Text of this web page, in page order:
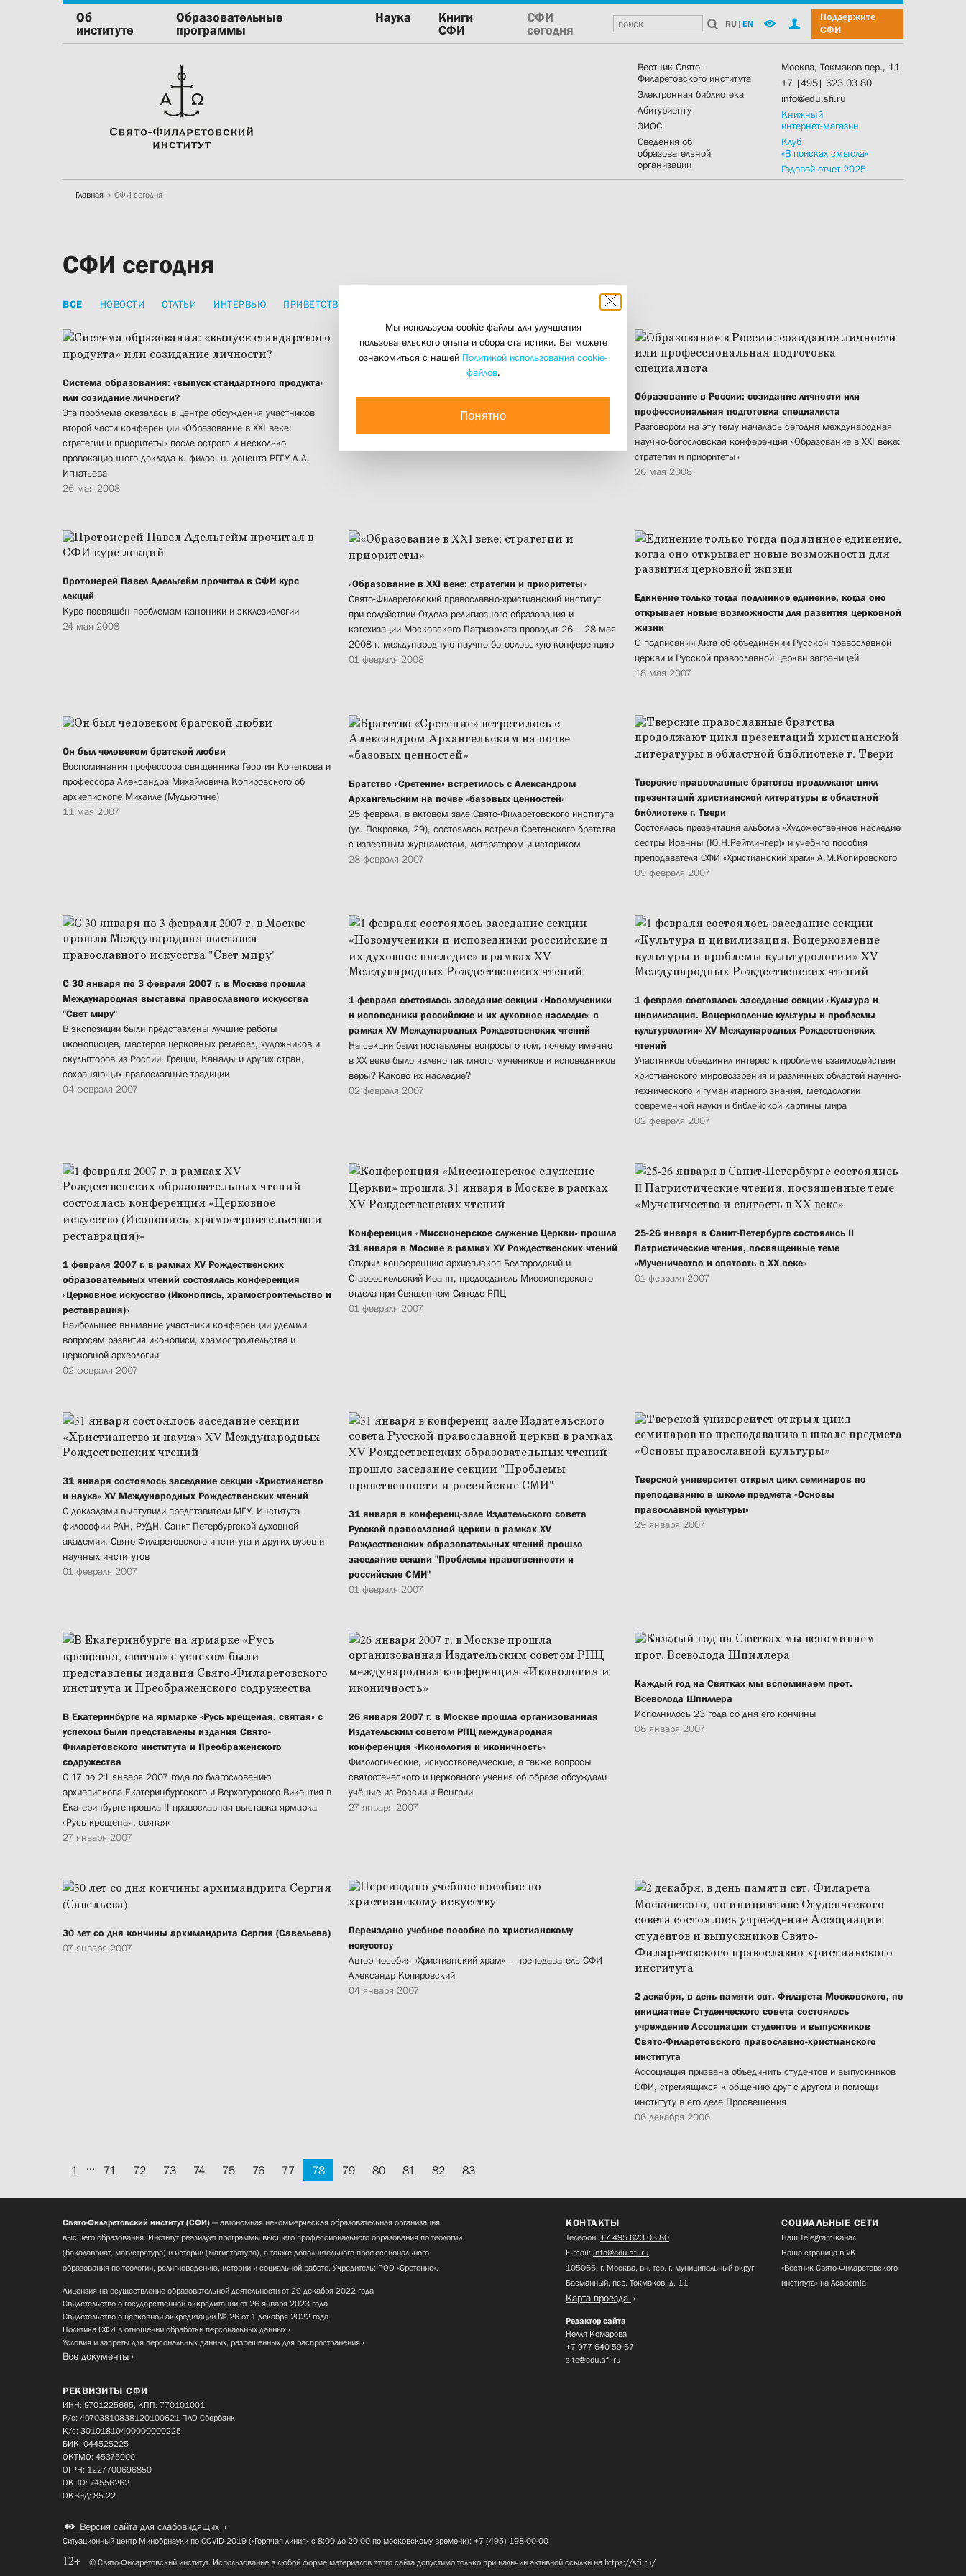
Об
институте
Образовательные
программы
Наука
Книги
СФИ
СФИ
сегодня
RU | EN
Поддержите
СФИ
Вестник Свято-
Филаретовского института
Электронная библиотека
Абитуриенту
ЭИОС
Сведения об
образовательной
организации
Москва, Токмаков пер., 11
+7 |495| 623 03 80
info@edu.sfi.ru
Книжный
интернет-магазин
Клуб
«В поисках смысла»
Годовой отчет 2025
Главная СФИ сегодня
СФИ сегодня
ВСЕ НОВОСТИ СТАТЬИ ИНТЕРВЬЮ ПРИВЕТСТВИЯ
Система образования: «выпуск стандартного продукта»
или созидание личности?
Эта проблема оказалась в центре обсуждения участников
второй части конференции «Образование в XXI веке:
стратегии и приоритеты» после острого и несколько
провокационного доклада к. филос. н. доцента РГГУ А.А.
Игнатьева
26 мая 2008
Кризис российского образования: поиски выхода
Конференция «Образование в ХХI веке: стратегии и
приоритеты» начала свою работу
Образование в России: созидание личности или
профессиональная подготовка специалиста
Разговором на эту тему началась сегодня международная
научно-богословская конференция «Образование в XXI веке:
стратегии и приоритеты»
26 мая 2008
Протоиерей Павел Адельгейм прочитал в СФИ курс
лекций
Курс посвящён проблемам каноники и экклезиологии
24 мая 2008
«Образование в XXI веке: стратегии и приоритеты»
Свято-Филаретовский православно-христианский институт
при содействии Отдела религиозного образования и
катехизации Московского Патриархата проводит 26 – 28 мая
2008 г. международную научно-богословскую конференцию
01 февраля 2008
Единение только тогда подлинное единение, когда оно
открывает новые возможности для развития церковной
жизни
О подписании Акта об объединении Русской православной
церкви и Русской православной церкви заграницей
18 мая 2007
Он был человеком братской любви
Воспоминания профессора священника Георгия Кочеткова и
профессора Александра Михайловича Копировского об
архиепископе Михаиле (Мудьюгине)
11 мая 2007
Братство «Сретение» встретилось с Александром
Архангельским на почве «базовых ценностей»
25 февраля, в актовом зале Свято-Филаретовского института
(ул. Покровка, 29), состоялась встреча Сретенского братства
с известным журналистом, литератором и историком
28 февраля 2007
Тверские православные братства продолжают цикл
презентаций христианской литературы в областной
библиотеке г. Твери
Состоялась презентация альбома «Художественное наследие
сестры Иоанны (Ю.Н.Рейтлингер)» и учебнго пособия
преподавателя СФИ «Христианский храм» А.М.Копировского
09 февраля 2007
С 30 января по 3 февраля 2007 г. в Москве прошла
Международная выставка православного искусства
"Свет миру"
В экспозиции были представлены лучшие работы
иконописцев, мастеров церковных ремесел, художников и
скульпторов из России, Греции, Канады и других стран,
сохраняющих православные традиции
04 февраля 2007
1 февраля состоялось заседание секции «Новомученики
и исповедники российские и их духовное наследие» в
рамках XV Международных Рождественских чтений
На секции были поставлены вопросы о том, почему именно
в XX веке было явлено так много мучеников и исповедников
веры? Каково их наследие?
02 февраля 2007
1 февраля состоялось заседание секции «Культура и
цивилизация. Воцерковление культуры и проблемы
культурологии» XV Международных Рождественских
чтений
Участников объединил интерес к проблеме взаимодействия
христианского мировоззрения и различных областей научно-
технического и гуманитарного знания, методологии
современной науки и библейской картины мира
02 февраля 2007
1 февраля 2007 г. в рамках XV Рождественских
образовательных чтений состоялась конференция
«Церковное искусство (Иконопись, храмостроительство и
реставрация)»
Наибольшее внимание участники конференции уделили
вопросам развития иконописи, храмостроительства и
церковной археологии
02 февраля 2007
Конференция «Миссионерское служение Церкви» прошла
31 января в Москве в рамках XV Рождественских чтений
Открыл конференцию архиепископ Белгородский и
Старооскольский Иоанн, председатель Миссионерского
отдела при Священном Синоде РПЦ
01 февраля 2007
25-26 января в Санкт-Петербурге состоялись II
Патристические чтения, посвященные теме
«Мученичество и святость в XX веке»
01 февраля 2007
31 января состоялось заседание секции «Христианство
и наука» XV Международных Рождественских чтений
С докладами выступили представители МГУ, Института
философии РАН, РУДН, Санкт-Петербургской духовной
академии, Свято-Филаретовского института и других вузов и
научных институтов
01 февраля 2007
31 января в конференц-зале Издательского совета
Русской православной церкви в рамках XV
Рождественских образовательных чтений прошло
заседание секции "Проблемы нравственности и
российские СМИ"
01 февраля 2007
Тверской университет открыл цикл семинаров по
преподаванию в школе предмета «Основы
православной культуры»
29 января 2007
В Екатеринбурге на ярмарке «Русь крещеная, святая» c
успехом были представлены издания Свято-
Филаретовского института и Преображенского
содружества
С 17 по 21 января 2007 года по благословению
архиепископа Екатеринбургского и Верхотурского Викентия в
Екатеринбурге прошла II православная выставка-ярмарка
«Русь крещеная, святая»
27 января 2007
26 января 2007 г. в Москве прошла организованная
Издательским советом РПЦ международная
конференция «Иконология и иконичность»
Филологические, искусствоведческие, а также вопросы
святоотеческого и церковного учения об образе обсуждали
учёные из России и Венгрии
27 января 2007
Каждый год на Святках мы вспоминаем прот.
Всеволода Шпиллера
Исполнилось 23 года со дня его кончины
08 января 2007
30 лет со дня кончины архимандрита Сергия (Савельева)
07 января 2007
Переиздано учебное пособие по христианскому
искусству
Автор пособия «Христианский храм» – преподаватель СФИ
Александр Копировский
04 января 2007
2 декабря, в день памяти свт. Филарета Московского, по
инициативе Студенческого совета состоялось
учреждение Ассоциации студентов и выпускников
Свято-Филаретовского православно-христианского
института
Ассоциация призвана объединить студентов и выпускников
СФИ, стремящихся к общению друг с другом и помощи
институту в его деле Просвещения
06 декабря 2006
1 ... 71 72 73 74 75 76 77 78 79 80 81 82 83
Мы используем cookie-файлы для улучшения
пользовательского опыта и сбора статистики. Вы можете
ознакомиться с нашей Политикой использования cookie-
файлов.
Понятно
Свято-Филаретовский институт (СФИ) — автономная некоммерческая образовательная организация
высшего образования. Институт реализует программы высшего профессионального образования по теологии
(бакалавриат, магистратура) и истории (магистратура), а также дополнительного профессионального
образования по теологии, религиоведению, истории и социальной работе. Учредитель: РОО «Сретение».
Лицензия на осуществление образовательной деятельности от 29 декабря 2022 года
Свидетельство о государственной аккредитации от 26 января 2023 года
Свидетельство о церковной аккредитации № 26 от 1 декабря 2022 года
Политика СФИ в отношении обработки персональных данных
Условия и запреты для персональных данных, разрешенных для распространения
Все документы
КОНТАКТЫ
Телефон: +7 495 623 03 80
E-mail: info@edu.sfi.ru
105066, г. Москва, вн. тер. г. муниципальный округ
Басманный, пер. Токмаков, д. 11
Карта проезда
Редактор сайта
Нелля Комарова
+7 977 640 59 67
site@edu.sfi.ru
СОЦИАЛЬНЫЕ СЕТИ
Наш Telegram-канал
Наша страница в VK
«Вестник Свято-Филаретовского
института» на Academia
РЕКВИЗИТЫ СФИ
ИНН: 9701225665, КПП: 770101001
Р/с: 40703810838120100621 ПАО Сбербанк
К/с: 30101810400000000225
БИК: 044525225
ОКТМО: 45375000
ОГРН: 1227700696850
ОКПО: 74556262
ОКВЭД: 85.22
Версия сайта для слабовидящих
Ситуационный центр Минобрнауки по COVID-2019 («Горячая линия» с 8:00 до 20:00 по московскому времени): +7 (495) 198-00-00
12+ © Свято-Филаретовский институт. Использование в любой форме материалов этого сайта допустимо только при наличии активной ссылки на https://sfi.ru/